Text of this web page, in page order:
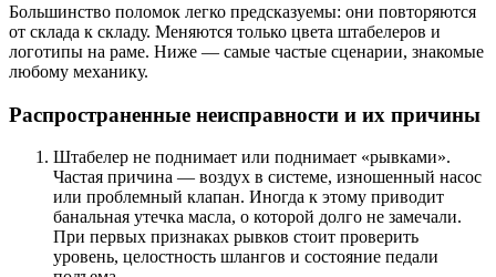
Большинство поломок легко предсказуемы: они повторяются
от склада к складу. Меняются только цвета штабелеров и
логотипы на раме. Ниже — самые частые сценарии, знакомые
любому механику.
Распространенные неисправности и их причины
Штабелер не поднимает или поднимает «рывками».
Частая причина — воздух в системе, изношенный насос
или проблемный клапан. Иногда к этому приводит
банальная утечка масла, о которой долго не замечали.
При первых признаках рывков стоит проверить
уровень, целостность шлангов и состояние педали